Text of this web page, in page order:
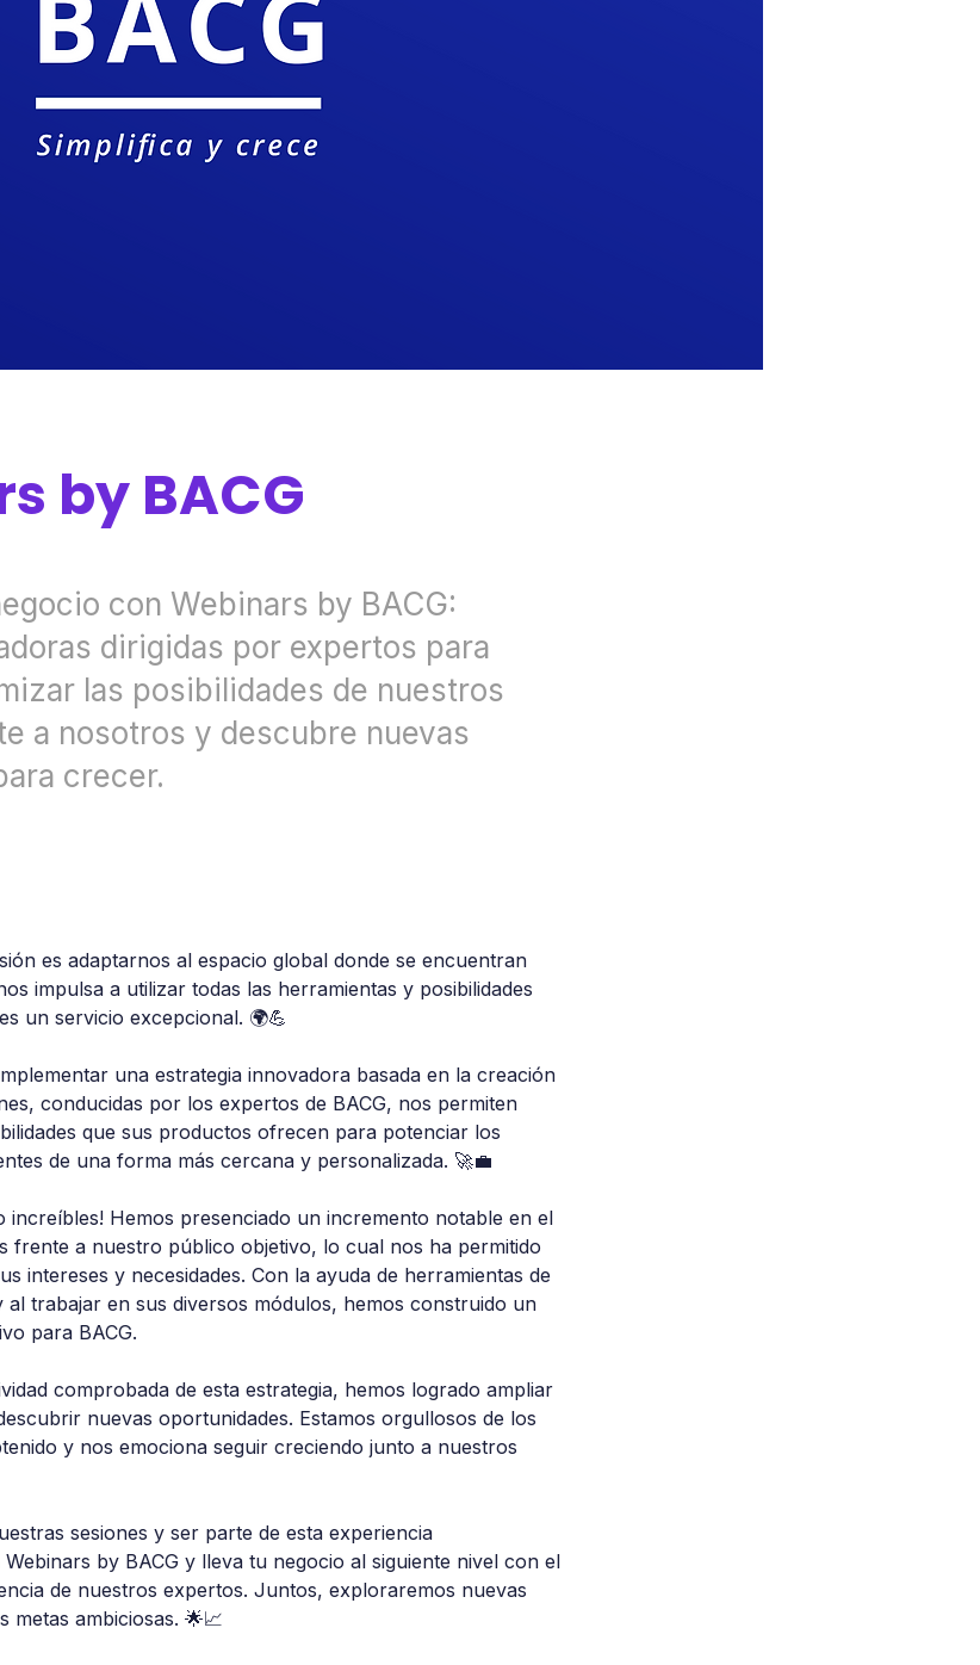
by BACG
con Webinars by BACG:
dirigidas por expertos para
las posibilidades de nuestros
a nosotros y descubre nuevas
crecer.
es adaptarnos al espacio global donde se encuentran
impulsa a utilizar todas las herramientas y posibilidades
un servicio excepcional. 🌍💪
una estrategia innovadora basada en la creación
conducidas por los expertos de BACG, nos permiten
que sus productos ofrecen para potenciar los
de una forma más cercana y personalizada. 🚀💼
increíbles! Hemos presenciado un incremento notable en el
frente a nuestro público objetivo, lo cual nos ha permitido
intereses y necesidades. Con la ayuda de herramientas de
al trabajar en sus diversos módulos, hemos construido un
para BACG.
comprobada de esta estrategia, hemos logrado ampliar
nuevas oportunidades. Estamos orgullosos de los
y nos emociona seguir creciendo junto a nuestros
sesiones y ser parte de esta experiencia
by BACG y lleva tu negocio al siguiente nivel con el
de nuestros expertos. Juntos, exploraremos nuevas
ambiciosas. 🌟📈